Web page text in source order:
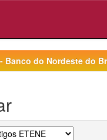
Banco do Nordeste do